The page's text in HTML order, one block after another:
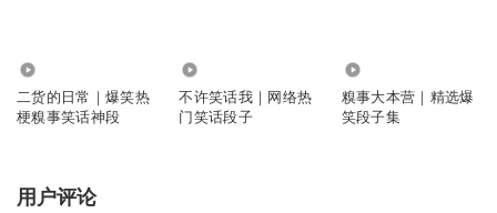
二货的日常｜爆笑热
梗糗事笑话神段
不许笑话我｜网络热
门笑话段子
糗事大本营｜精选爆
笑段子集
用户评论